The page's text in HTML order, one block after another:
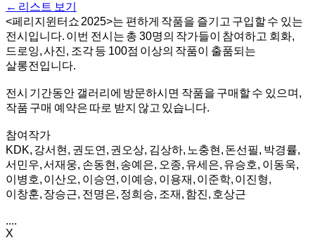
← 리스트 보기
<페리지윈터쇼 2025>는 편하게 작품을 즐기고 구입할 수 있는
전시입니다. 이번 전시는 총 30명의 작가들이 참여하고 회화,
드로잉, 사진, 조각 등 100점 이상의 작품이 출품되는
살롱전입니다.
전시 기간동안 갤러리에 방문하시면 작품을 구매할 수 있으며,
작품 구매 예약은 따로 받지 않고 있습니다.
참여작가
KDK, 강서현, 권도연, 권오상, 김상하, 노충현, 돈선필, 박경률,
서민우, 서재웅, 손동현, 송예은, 오종, 유세은, 유승호, 이동욱,
이병호, 이산오, 이승연, 이예승, 이용재, 이준학, 이진형,
이창훈, 장승근, 전명은, 정희승, 조재, 함진, 호상근
....
X